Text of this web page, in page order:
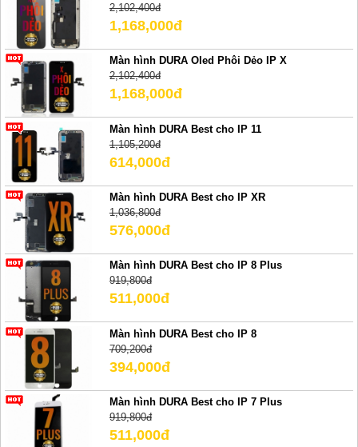
2,102,400đ
1,168,000đ
Màn hình DURA Oled Phôi Dẻo IP X
2,102,400đ
1,168,000đ
Màn hình DURA Best cho IP 11
1,105,200đ
614,000đ
Màn hình DURA Best cho IP XR
1,036,800đ
576,000đ
Màn hình DURA Best cho IP 8 Plus
919,800đ
511,000đ
Màn hình DURA Best cho IP 8
709,200đ
394,000đ
Màn hình DURA Best cho IP 7 Plus
919,800đ
511,000đ